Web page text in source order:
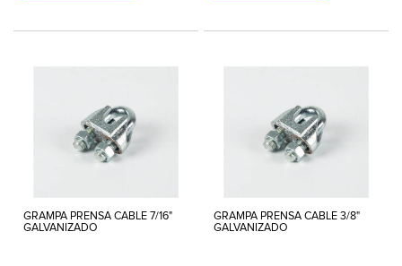
GRAMPA PRENSA CABLE 7/16"
GALVANIZADO
GRAMPA PRENSA CABLE 3/8"
GALVANIZADO